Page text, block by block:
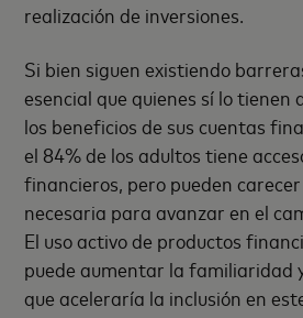
realización de inversiones.
Si bien siguen existiendo
esencial que quienes sí lo tienen
los beneficios de sus cuentas
el 84% de los adultos tiene
financieros, pero pueden
necesaria para avanzar en el
El uso activo de productos
puede aumentar la familiaridad
que aceleraría la inclusión en